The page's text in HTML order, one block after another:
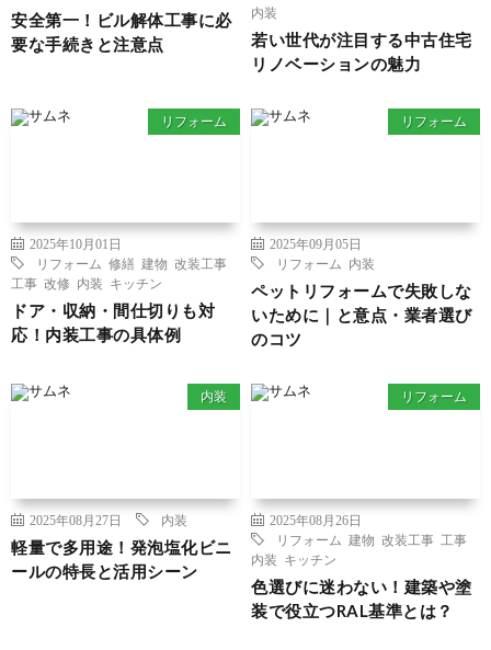
安全第一！ビル解体工事に必
要な手続きと注意点
内装
若い世代が注目する中古住宅
リノベーションの魅力
リフォーム
2025年10月01日
リフォーム
修繕 建物 改装工事
工事 改修 内装 キッチン
ドア・収納・間仕切りも対
応！内装工事の具体例
リフォーム
2025年09月05日
リフォーム
内装
ペットリフォームで失敗しな
いために｜と意点・業者選び
のコツ
内装
2025年08月27日 内装
軽量で多用途！発泡塩化ビニ
ールの特長と活用シーン
リフォーム
2025年08月26日
リフォーム
建物 改装工事 工事
内装
キッチン
色選びに迷わない！建築や塗
装で役立つRAL基準とは？